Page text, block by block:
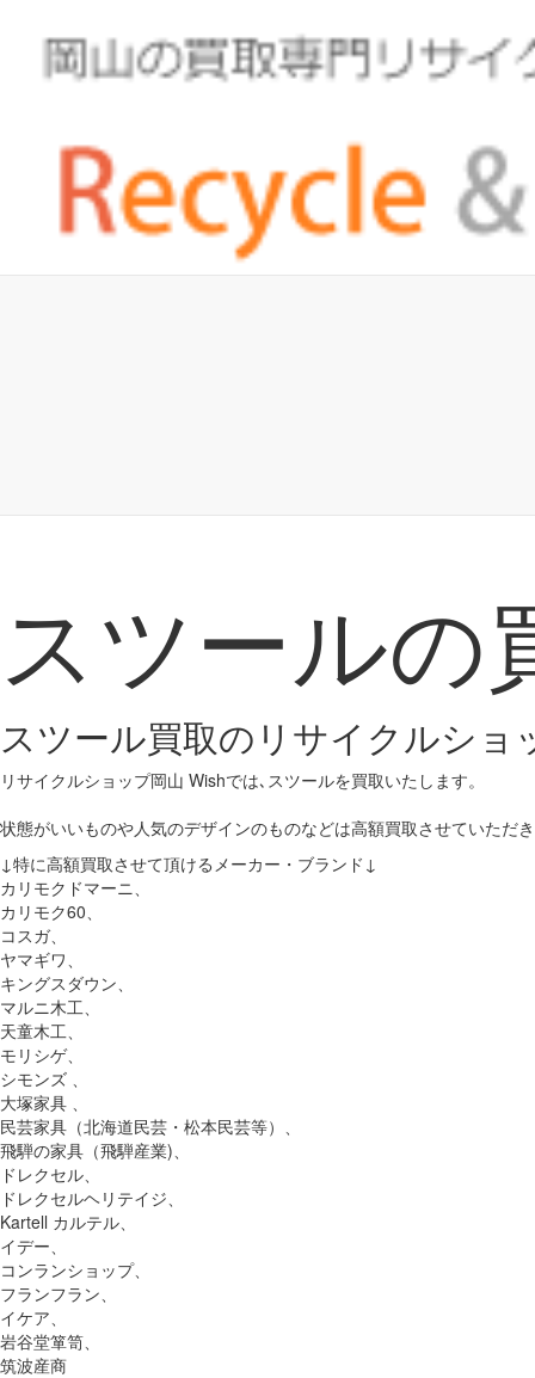
スツールの
スツール買取のリサイクルショ
リサイクルショップ岡山 Wishでは､スツールを買取いたします。
状態がいいものや人気のデザインのものなどは高額買取させていただ
↓特に高額買取させて頂けるメーカー・ブランド↓
カリモクドマーニ、
カリモク60、
コスガ、
ヤマギワ、
キングスダウン、
マルニ木工、
天童木工、
モリシゲ、
シモンズ 、
大塚家具 、
民芸家具（北海道民芸・松本民芸等）、
飛騨の家具（飛騨産業)、
ドレクセル、
ドレクセルヘリテイジ、
Kartell カルテル、
イデー、
コンランショップ、
フランフラン、
イケア、
岩谷堂箪笥、
筑波産商